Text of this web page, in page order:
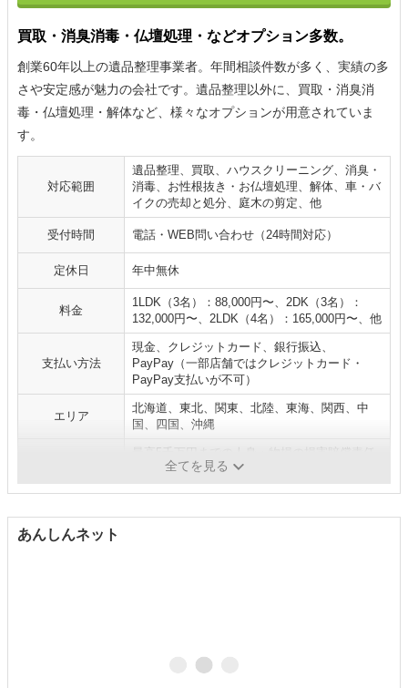
買取・消臭消毒・仏壇処理・などオプション多数。
創業60年以上の遺品整理事業者。年間相談件数が多く、実績の多
さや安定感が魅力の会社です。遺品整理以外に、買取・消臭消
毒・仏壇処理・解体など、様々なオプションが用意されていま
す。
対応範囲
遺品整理、買取、ハウスクリーニング、消臭・
消毒、お性根抜き・お仏壇処理、解体、車・バ
イクの売却と処分、庭木の剪定、他
受付時間 電話・WEB問い合わせ（24時間対応）
定休日 年中無休
料金
1LDK（3名）：88,000円〜、2DK（3名）：
132,000円〜、2LDK（4名）：165,000円〜、他
支払い方法
現金、クレジットカード、銀行振込、
PayPay（一部店舗ではクレジットカード・
PayPay支払いが不可）
エリア
北海道、東北、関東、北陸、東海、関西、中
国、四国、沖縄
最高5千万円までの人身・物損の損害賠償責任
保険加入全てを見る
あんしんネット